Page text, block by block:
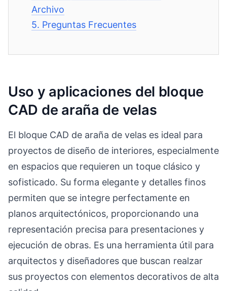
Archivo
5. Preguntas Frecuentes
Uso y aplicaciones del bloque
CAD de araña de velas
El bloque CAD de araña de velas es ideal para
proyectos de diseño de interiores, especialmente
en espacios que requieren un toque clásico y
sofisticado. Su forma elegante y detalles finos
permiten que se integre perfectamente en
planos arquitectónicos, proporcionando una
representación precisa para presentaciones y
ejecución de obras. Es una herramienta útil para
arquitectos y diseñadores que buscan realzar
sus proyectos con elementos decorativos de alta